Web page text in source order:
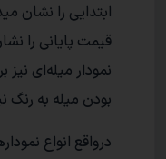
ابتدایی را نشان
قیمت پایانی را
نمودار میله‌ای
بودن میله به رنگ
درواقع انواع